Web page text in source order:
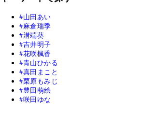
山田あい
麻倉瑞季
溝端葵
吉井明子
花咲楓香
青山ひかる
真田まこと
栗原もみじ
豊田萌絵
咲田ゆな